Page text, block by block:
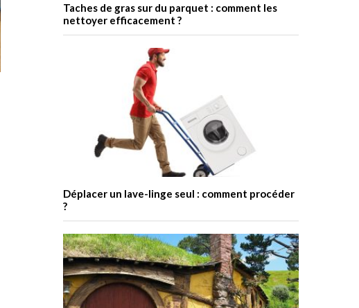
Taches de gras sur du parquet : comment les
nettoyer efficacement ?
Déplacer un lave-linge seul : comment procéder
?